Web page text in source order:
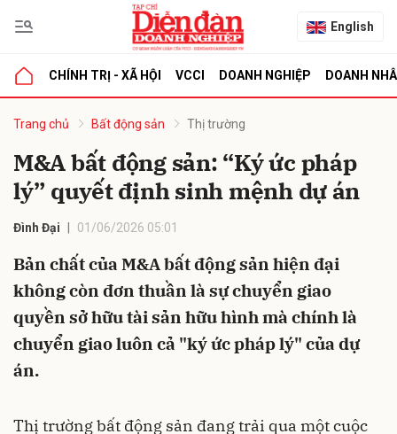
English
CHÍNH TRỊ - XÃ HỘI VCCI DOANH NGHIỆP DOANH
Trang chủ Bất động sản Thị trường
M&A bất động sản: “Ký ức pháp
lý” quyết định sinh mệnh dự án
Đình Đại 01/06/2026 05:01
Bản chất của M&A bất động sản hiện đại
không còn đơn thuần là sự chuyển giao
quyền sở hữu tài sản hữu hình mà chính là
chuyển giao luôn cả "ký ức pháp lý" của dự
án.
Thị trường bất động sản đang trải qua một cuộc
luận
Hủy